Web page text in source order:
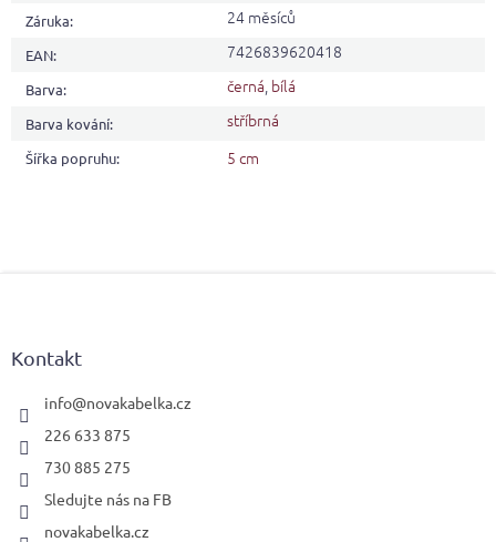
Záruka: 24 měsíců
EAN: 7426839620418
Barva: černá bílá
Barva kování: stříbrná
Šířka popruhu: 5 cm
Kontakt
info@novakabelka.cz
226 633 875
730 885 275
Sledujte nás na FB
novakabelka.cz